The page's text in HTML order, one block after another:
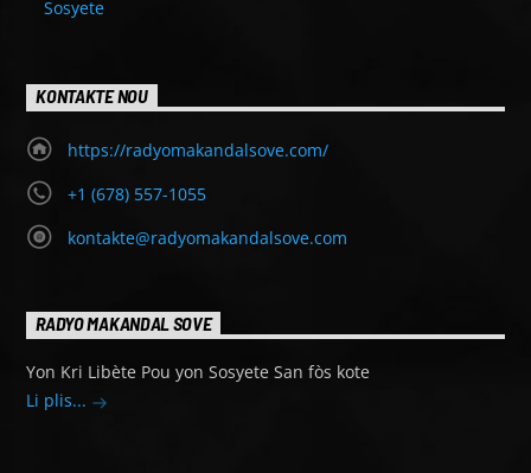
Sosyete
KONTAKTE NOU
https://radyomakandalsove.com/
+1 (678) 557-1055
kontakte@radyomakandalsove.com
RADYO MAKANDAL SOVE
Yon Kri Libète Pou yon Sosyete San fòs kote
Li plis...